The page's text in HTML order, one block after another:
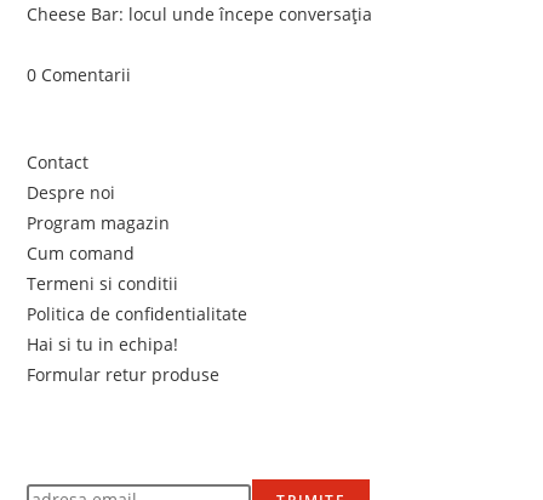
Cheese Bar: locul unde începe conversația
0 Comentarii
Contact
Despre noi
Program magazin
Cum comand
Termeni si conditii
Politica de confidentialitate
Hai si tu in echipa!
Formular retur produse